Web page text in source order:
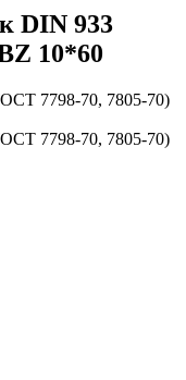
DIN 933
10*60